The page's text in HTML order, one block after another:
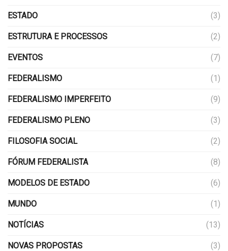
ESTADO (3)
ESTRUTURA E PROCESSOS (2)
EVENTOS (7)
FEDERALISMO (1)
FEDERALISMO IMPERFEITO (9)
FEDERALISMO PLENO (3)
FILOSOFIA SOCIAL (2)
FÓRUM FEDERALISTA (8)
MODELOS DE ESTADO (6)
MUNDO (1)
NOTÍCIAS (13)
NOVAS PROPOSTAS (3)